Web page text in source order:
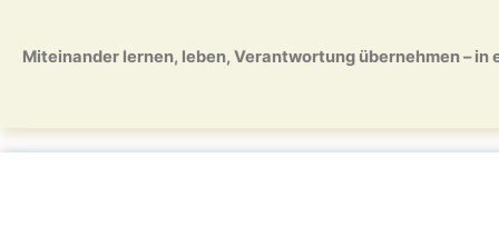
springen
springen
Miteinander lernen, leben, Verantwortung übernehmen – in